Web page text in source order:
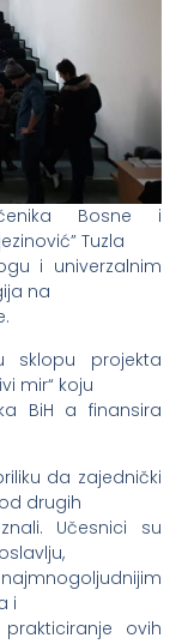
Bosne i
Tuzla
i univerzalnim
na
sklopu projekta
mir“ koju
BiH a finansira
da zajednički
drugih
Učesnici su
i
ovih